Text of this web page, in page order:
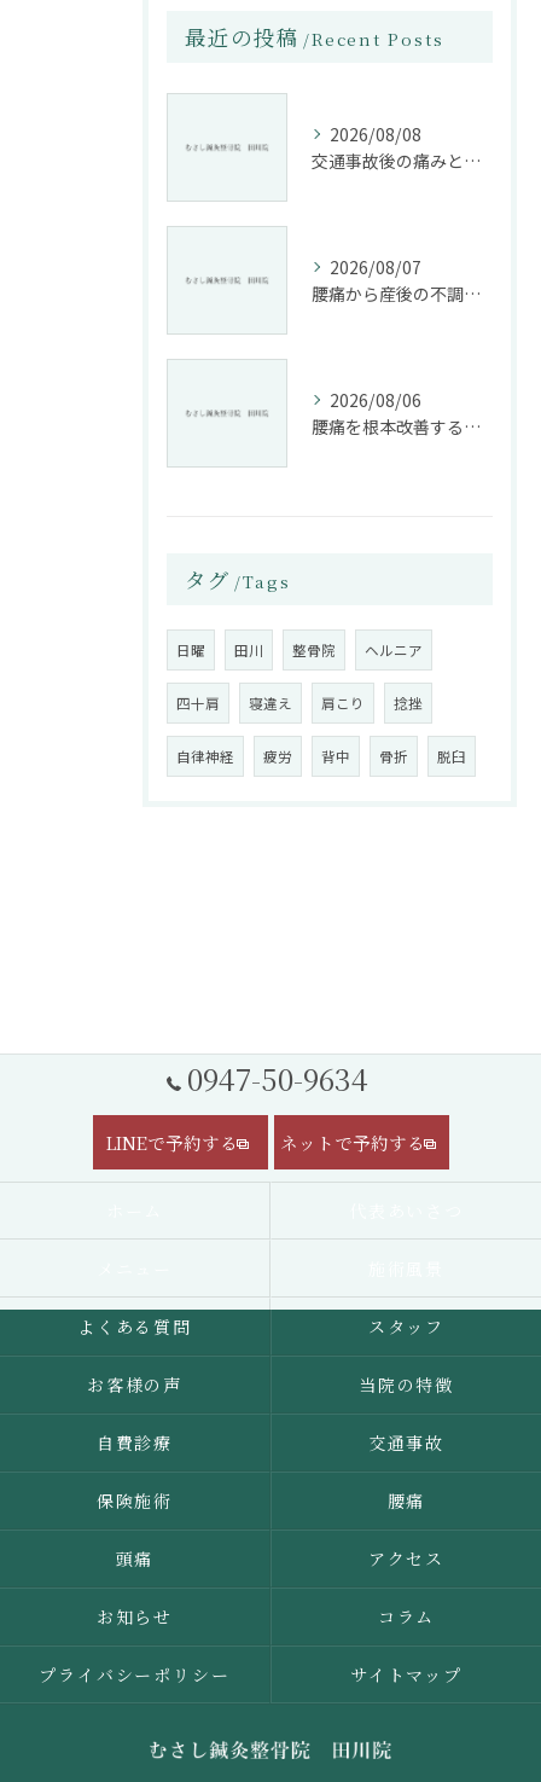
最近の投稿 Recent Posts
2026/08/08
交通事故後の痛みと姿勢改善に特化した整骨院の役割
2026/08/07
腰痛から産後の不調まで整骨院で根本改善する方法
2026/08/06
腰痛を根本改善する整骨院の施術とアドバイスの重要性
タグ Tags
日曜 田川 整骨院 ヘルニア
四十肩 寝違え 肩こり 捻挫
自律神経 疲労 背中 骨折 脱臼
0947-50-9634
LINEで予約する ネットで予約する
よくある質問 スタッフ
お客様の声 当院の特徴
自費診療 交通事故
保険施術 腰痛
頭痛 アクセス
お知らせ コラム
プライバシーポリシー サイトマップ